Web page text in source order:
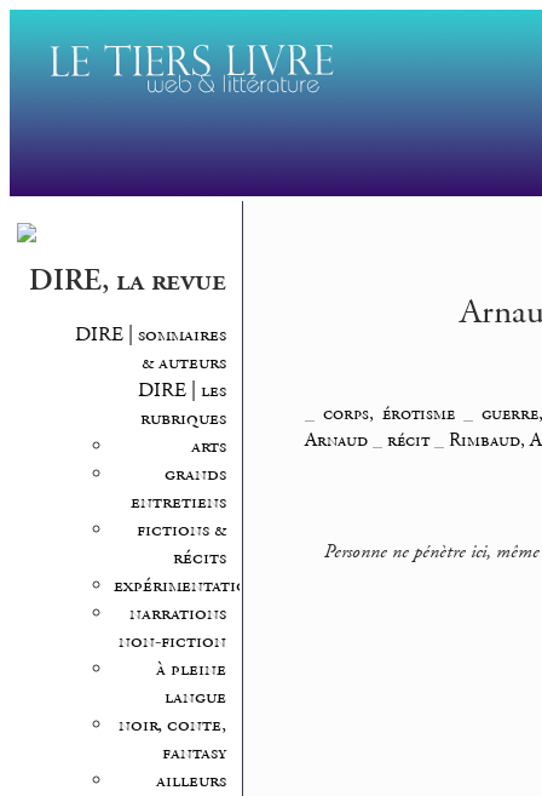
DIRE, la revue
DIRE | sommaires
& auteurs
DIRE | les
rubriques
arts
grands
entretiens
fictions &
récits
expérimentation
narrations
non-fiction
à pleine
langue
noir, conte,
fantasy
ailleurs
corps, érotisme_
Arnaud_ récit_ Rimbaud,
Personne ne pénètre ici,